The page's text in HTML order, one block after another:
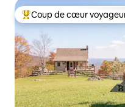
Coups de cœur
Coup de cœur